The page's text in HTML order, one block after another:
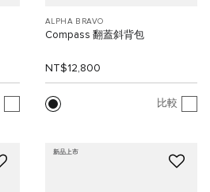
ALPHA BRAVO
Compass 翻蓋斜背包
NT$12,800
比較
新品上市